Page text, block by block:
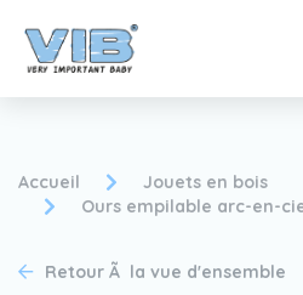
Devenir un revendeur
Accueil
Jouets en bois
Ours empilable arc-en-
Retour Ã la vue d'ensemble